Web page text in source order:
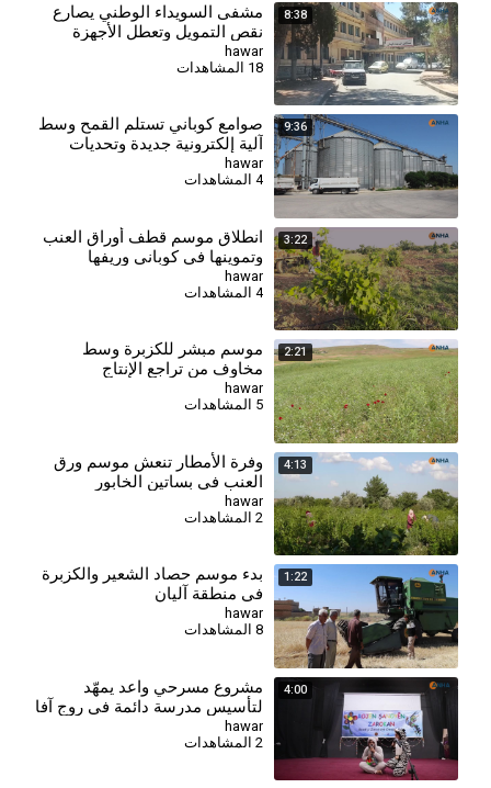
8:38
مشفى السويداء الوطني يصارع
نقص التمويل وتعطل الأجهزة
الطبية
hawar
18 المشاهدات
9:36
صوامع كوباني تستلم القمح وسط
آلية إلكترونية جديدة وتحديات
تواجه المزارعين
hawar
4 المشاهدات
3:22
انطلاق موسم قطف أوراق العنب
وتموينها في كوباني وريفها
hawar
4 المشاهدات
2:21
⁣موسم مبشر للكزبرة وسط
مخاوف من تراجع الإنتاج
hawar
5 المشاهدات
4:13
وفرة الأمطار تنعش موسم ورق
العنب في بساتين الخابور
hawar
2 المشاهدات
1:22
بدء موسم حصاد الشعير والكزبرة
في منطقة آليان
hawar
8 المشاهدات
4:00
مشروع مسرحي واعد يمهّد
لتأسيس مدرسة دائمة في روج آفا
hawar
2 المشاهدات